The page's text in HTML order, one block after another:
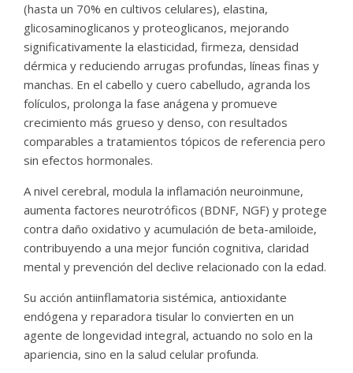
(hasta un 70% en cultivos celulares), elastina,
glicosaminoglicanos y proteoglicanos, mejorando
significativamente la elasticidad, firmeza, densidad
dérmica y reduciendo arrugas profundas, líneas finas y
manchas. En el cabello y cuero cabelludo, agranda los
folículos, prolonga la fase anágena y promueve
crecimiento más grueso y denso, con resultados
comparables a tratamientos tópicos de referencia pero
sin efectos hormonales.
A nivel cerebral, modula la inflamación neuroinmune,
aumenta factores neurotróficos (BDNF, NGF) y protege
contra daño oxidativo y acumulación de beta-amiloide,
contribuyendo a una mejor función cognitiva, claridad
mental y prevención del declive relacionado con la edad.
Su acción antiinflamatoria sistémica, antioxidante
endógena y reparadora tisular lo convierten en un
agente de longevidad integral, actuando no solo en la
apariencia, sino en la salud celular profunda.